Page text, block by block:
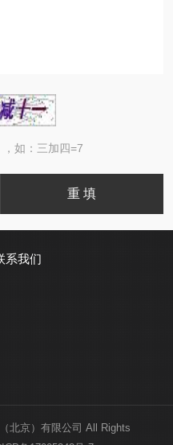
如：三加四=7
系我们
北京）有限公司 All Rights